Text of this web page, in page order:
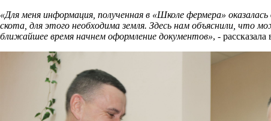
«Для меня информация, полученная в «Школе фермера»
скота, для этого необходима земля. Здесь нам объяснили, что
ближайшее время начнем оформление документов», -